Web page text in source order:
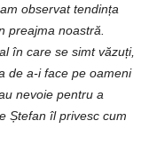
observat tendința
preajma noastră.
în care se simt văzuți,
de a-i face pe oameni
nevoie pentru a
Ștefan îl privesc cum